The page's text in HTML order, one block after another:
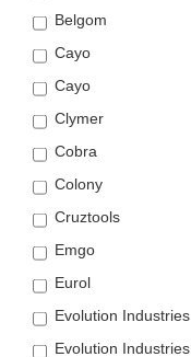
Belgom
Cayo
Cayo
Clymer
Cobra
Colony
Cruztools
Emgo
Eurol
Evolution Industries
Evolution Industries